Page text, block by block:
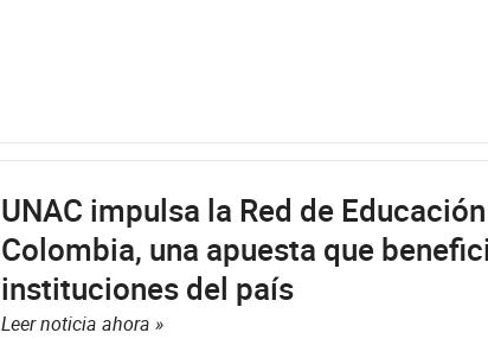
UNAC impulsa la Red de
Colombia, una apuesta que
instituciones del país
Leer noticia ahora »